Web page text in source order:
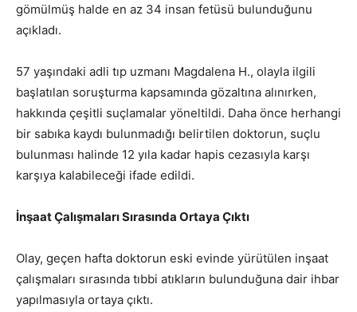
gömülmüş halde en az 34 insan fetüsü bulunduğunu
açıkladı.
57 yaşındaki adli tıp uzmanı Magdalena H., olayla ilgili
başlatılan soruşturma kapsamında gözaltına alınırken,
hakkında çeşitli suçlamalar yöneltildi. Daha önce herhangi
bir sabıka kaydı bulunmadığı belirtilen doktorun, suçlu
bulunması halinde 12 yıla kadar hapis cezasıyla karşı
karşıya kalabileceği ifade edildi.
İnşaat Çalışmaları Sırasında Ortaya Çıktı
Olay, geçen hafta doktorun eski evinde yürütülen inşaat
çalışmaları sırasında tıbbi atıkların bulunduğuna dair ihbar
yapılmasıyla ortaya çıktı.